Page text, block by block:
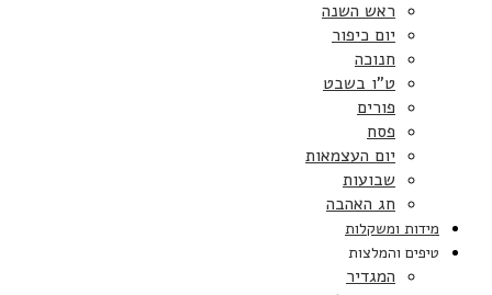
ראש השנה
יום כיפור
חנוכה
ט”ו בשבט
פורים
פסח
יום העצמאות
שבועות
חג האהבה
מידות ומשקלות
טיפים והמלצות
המגדיר